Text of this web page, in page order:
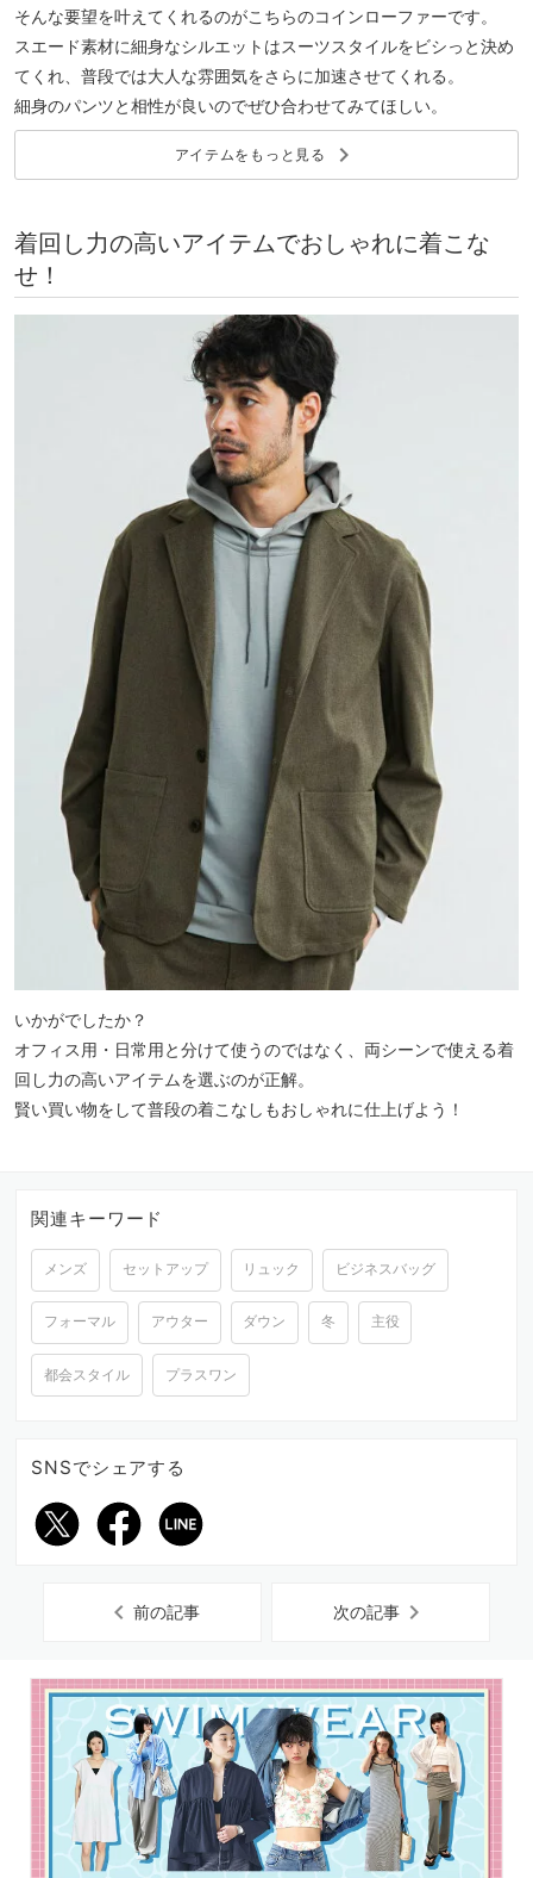
そんな要望を叶えてくれるのがこちらのコインローファーです。
スエード素材に細身なシルエットはスーツスタイルをビシっと決め
てくれ、普段では大人な雰囲気をさらに加速させてくれる。
細身のパンツと相性が良いのでぜひ合わせてみてほしい。
アイテムをもっと見る keyboard_arrow_right
着回し力の高いアイテムでおしゃれに着こな
せ！
いかがでしたか？
オフィス用・日常用と分けて使うのではなく、両シーンで使える着
回し力の高いアイテムを選ぶのが正解。
賢い買い物をして普段の着こなしもおしゃれに仕上げよう！
関連キーワード
メンズ セットアップ リュック ビジネスバッグ
フォーマル アウター ダウン 冬 主役
都会スタイル プラスワン
SNSでシェアする
chevron_left前の記事 次の記事chevron_right